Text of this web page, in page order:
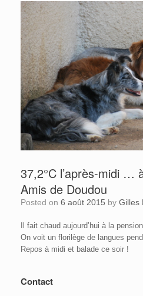
37,2°C l’après-midi …
Amis de Doudou
Posted on 6 août 2015 by Gilles
Il fait chaud aujourd’hui à la
On voit un florilège de langues
Repos à midi et balade ce soir !
Contact